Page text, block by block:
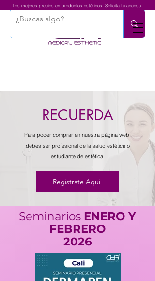
Los mejores precios en productos estéticos. Solicita tu acceso.
RECUERDA
Para poder comprar en nuestra página web,
debes ser profesional de la salud estética o
estudiante de estética.
Registrate Aqui
Seminarios ENERO Y
FEBRERO
2026